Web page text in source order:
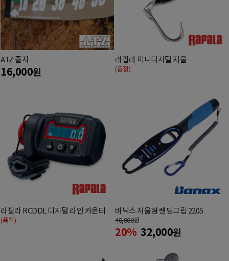
ATZ 줄자
16,000원
라팔라 미니디지털 저울
(품절)
라팔라 RCDDL 디지털 라인 카운터
(품절)
바낙스 저울형 랜딩그립 2205
40,000원
20% 32,000원